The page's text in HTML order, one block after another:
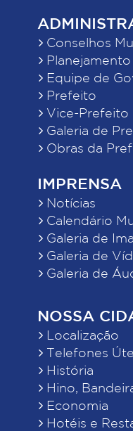
Conselhos
Equipe de
Prefeito
Vice-Prefeito
Galeria de
Obras da
IMPRENSA
Notícias
Calendário
Galeria de
Galeria de
Galeria de
NOSSA
Localização
Telefones
História
Hino,
Economia
Hotéis e